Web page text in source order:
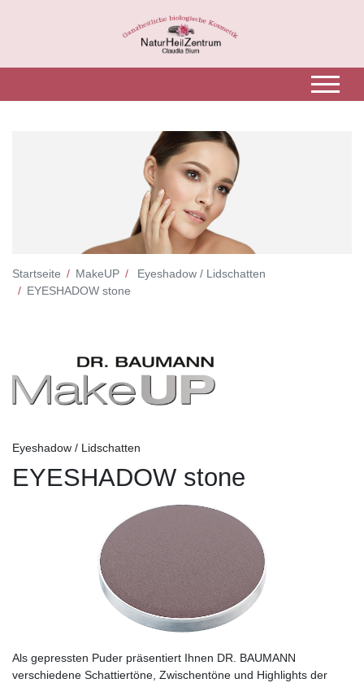
Startseite MakeUP
Eyeshadow / Lidschatten
EYESHADOW stone
Eyeshadow / Lidschatten
EYESHADOW stone
Als gepressten Puder präsentiert Ihnen DR. BAUMANN
verschiedene Schattiertöne, Zwischentöne und Highlights der